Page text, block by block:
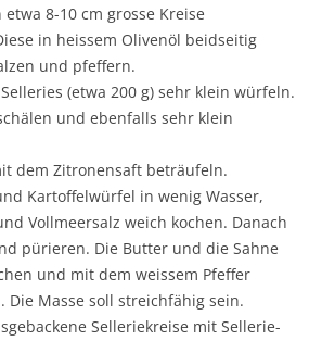
8-10 cm grosse Kreise
in heissem Olivenöl beidseitig
und pfeffern.
(etwa 200 g) sehr klein würfeln.
und ebenfalls sehr klein
dem Zitronensaft beträufeln.
Kartoffelwürfel in wenig Wasser,
Vollmeersalz weich kochen. Danach
pürieren. Die Butter und die Sahne
und mit dem weissem Pfeffer
Die Masse soll streichfähig sein.
Selleriekreise mit Sellerie-